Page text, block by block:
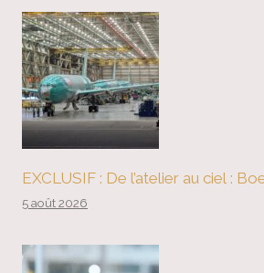
EXCLUSIF : De l’atelier au ciel :
5 août 2026